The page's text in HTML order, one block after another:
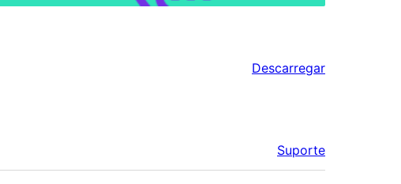
Descarregar
Suporte